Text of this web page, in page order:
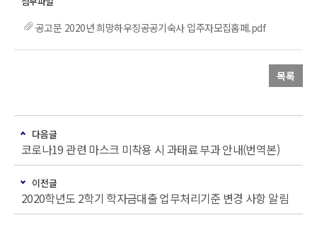
공고문 2020년 희망하우징공공기숙사 입주자모집홈페.pdf
목록
다음글
코로나19 관련 마스크 미착용 시 과태료 부과 안내(번역본)
이전글
2020학년도 2학기 학자금대출 업무처리기준 변경 사항 알림